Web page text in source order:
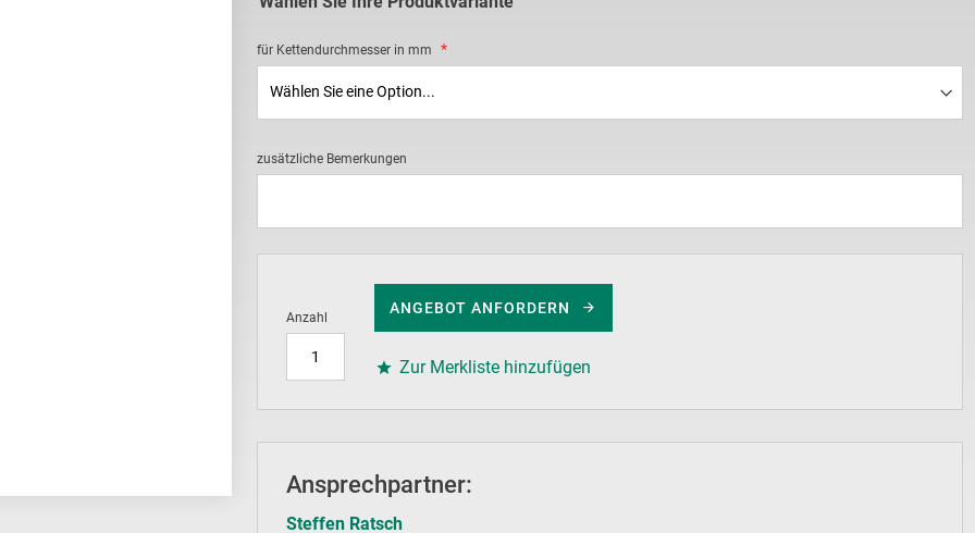
für Kettendurchmesser in mm
zusätzliche Bemerkungen
Anzahl
ANGEBOT ANFORDERN
Zur Merkliste hinzufügen
Ansprechpartner:
Steffen Ratsch